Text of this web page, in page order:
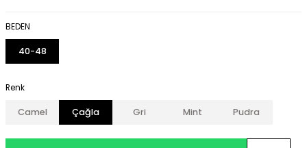
BEDEN
40-48
Renk
Camel Çağla Gri Mint Pudra